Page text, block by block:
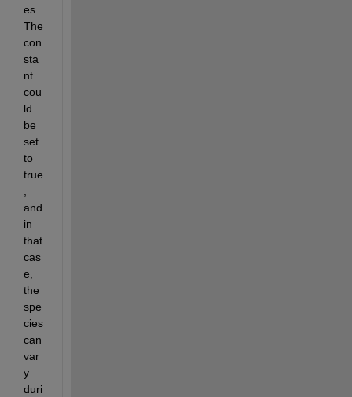
es.
The
con
sta
nt
cou
ld
be
set
to
true
and
in
that
cas
e,
the
spe
cies
can
var
y
duri